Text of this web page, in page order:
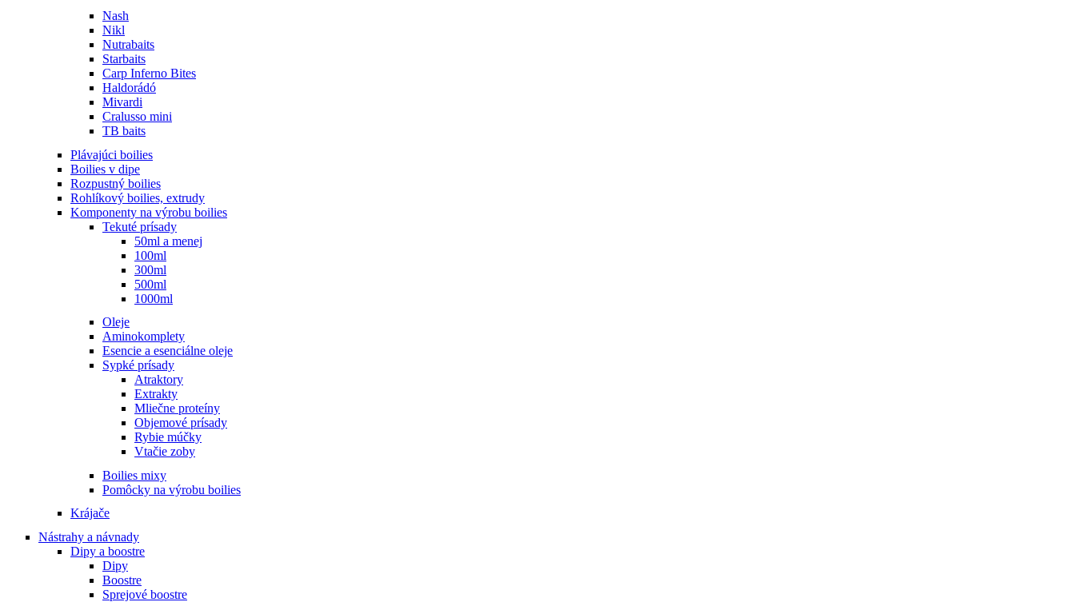
Nash
Nikl
Nutrabaits
Starbaits
Carp Inferno Bites
Haldorádó
Mivardi
Cralusso mini
TB baits
Plávajúci boilies
Boilies v dipe
Rozpustný boilies
Rohlíkový boilies, extrudy
Komponenty na výrobu boilies
Tekuté prísady
50ml a menej
100ml
300ml
500ml
1000ml
Oleje
Aminokomplety
Esencie a esenciálne oleje
Sypké prísady
Atraktory
Extrakty
Mliečne proteíny
Objemové prísady
Rybie múčky
Vtačie zoby
Boilies mixy
Pomôcky na výrobu boilies
Krájače
Nástrahy a návnady
Dipy a boostre
Dipy
Boostre
Sprejové boostre